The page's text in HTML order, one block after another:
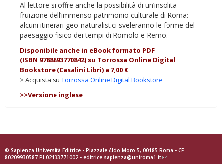
Al lettore si offre anche la possibilità di un’insolita
fruizione dell’immenso patrimonio culturale di Roma:
alcuni itinerari geo-naturalistici sveleranno le forme del
paesaggio fisico dei tempi di Romolo e Remo.
Disponibile anche in eBook formato PDF
(ISBN 9788893770842) su Torrossa Online Digital
Bookstore (Casalini Libri) a 7,00 €
> Acquista su Torrossa Online Digital Bookstore
>>Versione inglese
© Sapienza Università Editrice - Piazzale Aldo Moro 5, 00185 Roma - CF
80209930587 PI 02133771002 - editrice.sapienza@uniroma1.it(link